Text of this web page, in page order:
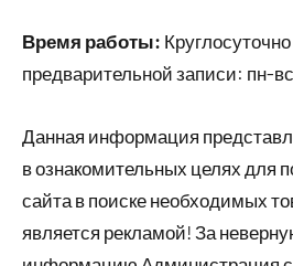
Время работы: Круглосуточно
предварительной записи: пн-
Данная информация
в ознакомительных целях для
сайта в поиске необходимых
является рекламой! За